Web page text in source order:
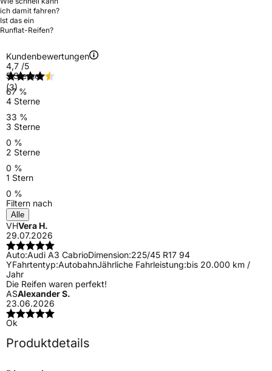
ich damit fahren?
Ist das ein
Runflat-Reifen?
Kundenbewertungen
4,7 /5
(3)
5 Sterne
67 %
4 Sterne
33 %
3 Sterne
0 %
2 Sterne
0 %
1 Stern
0 %
Filtern nach
Alle
VHVera H.
29.07.2026
Auto:Audi A3 CabrioDimension:225/45 R17 94
YFahrtentyp:AutobahnJährliche Fahrleistung:bis 20.000 km /
Jahr
Die Reifen waren perfekt!
ASAlexander S.
23.06.2026
Ok
Produktdetails